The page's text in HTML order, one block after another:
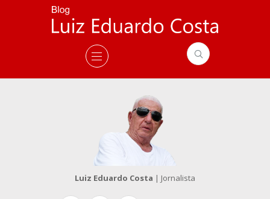
Luiz Eduardo Costa | Jornalista